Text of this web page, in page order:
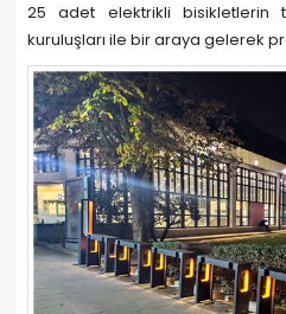
25 adet elektrikli bisikletlerin
kuruluşları ile bir araya gelerek